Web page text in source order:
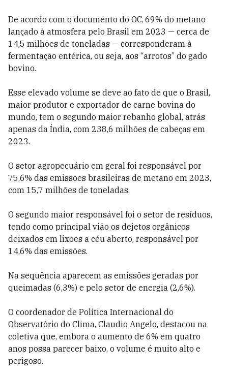
De acordo com o documento do OC, 69% do metano
lançado à atmosfera pelo Brasil em 2023 — cerca de
14,5 milhões de toneladas — corresponderam à
fermentação entérica, ou seja, aos “arrotos” do gado
bovino.
Esse elevado volume se deve ao fato de que o Brasil,
maior produtor e exportador de carne bovina do
mundo, tem o segundo maior rebanho global, atrás
apenas da Índia, com 238,6 milhões de cabeças em
2023.
O setor agropecuário em geral foi responsável por
75,6% das emissões brasileiras de metano em 2023,
com 15,7 milhões de toneladas.
O segundo maior responsável foi o setor de resíduos,
tendo como principal vião os dejetos orgânicos
deixados em lixões a céu aberto, responsável por
14,6% das emissões.
Na sequência aparecem as emissões geradas por
queimadas (6,3%) e pelo setor de energia (2,6%).
O coordenador de Política Internacional do
Observatório do Clima, Claudio Angelo, destacou na
coletiva que, embora o aumento de 6% em quatro
anos possa parecer baixo, o volume é muito alto e
perigoso.